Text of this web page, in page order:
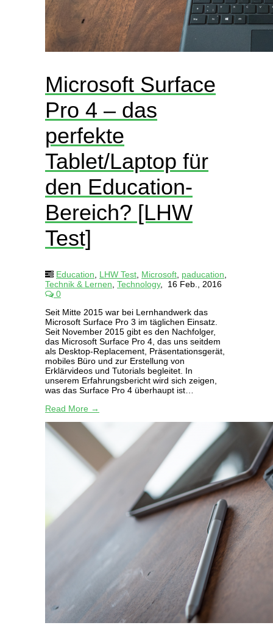
Microsoft Surface
Pro 4 – das
perfekte
Tablet/Laptop für
den Education-
Bereich? [LHW
Test]
Education LHW Test Microsoft paducation
Technik & Lernen Technology,
16 Feb., 2016
0
Seit Mitte 2015 war bei Lernhandwerk das
Microsoft Surface Pro 3 im täglichen Einsatz.
Seit November 2015 gibt es den Nachfolger,
das Microsoft Surface Pro 4, das uns seitdem
als Desktop-Replacement, Präsentationsgerät,
mobiles Büro und zur Erstellung von
Erklärvideos und Tutorials begleitet. In
unserem Erfahrungsbericht wird sich zeigen,
was das Surface Pro 4 überhaupt ist…
Read More →